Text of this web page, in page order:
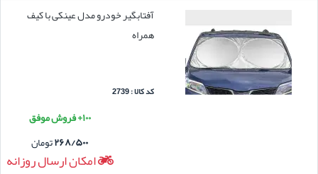
آفتابگیر خودرو مدل عینکی با کیف
همراه
کد کالا : 2739
۱۰۰+ فروش موفق
۲۶۸/۵۰۰تومان
امکان ارسال روزانه